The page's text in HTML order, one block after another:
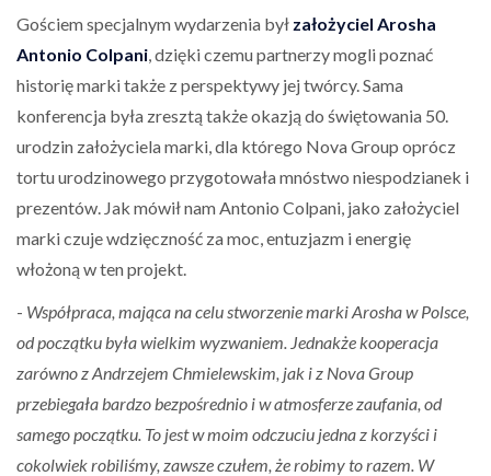
Gościem specjalnym wydarzenia był założyciel Arosha
Antonio Colpani , dzięki czemu partnerzy mogli poznać
historię marki także z perspektywy jej twórcy. Sama
konferencja była zresztą także okazją do świętowania 50.
urodzin założyciela marki, dla którego Nova Group oprócz
tortu urodzinowego przygotowała mnóstwo niespodzianek i
prezentów. Jak mówił nam Antonio Colpani, jako założyciel
marki czuje wdzięczność za moc, entuzjazm i energię
włożoną w ten projekt.
- Współpraca, mająca na celu stworzenie marki Arosha w Polsce,
od początku była wielkim wyzwaniem. Jednakże kooperacja
zarówno z Andrzejem Chmielewskim, jak i z Nova Group
przebiegała bardzo bezpośrednio i w atmosferze zaufania, od
samego początku. To jest w moim odczuciu jedna z korzyści i
cokolwiek robiliśmy, zawsze czułem, że robimy to razem. W